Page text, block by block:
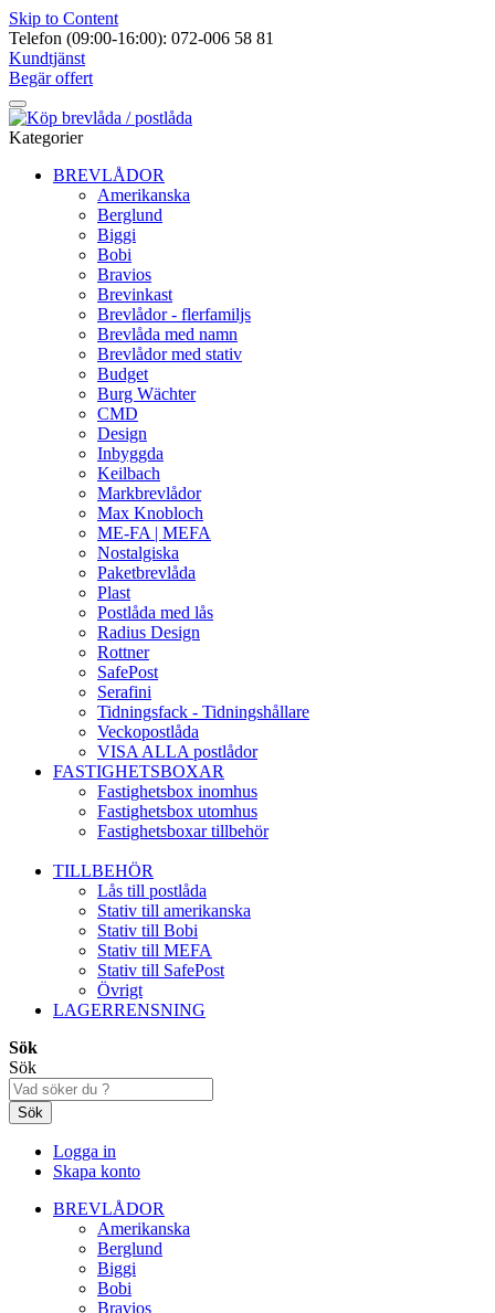
Skip to Content
Telefon (09:00-16:00): 072-006 58 81
Kundtjänst
Begär offert
Kategorier
BREVLÅDOR
Amerikanska
Berglund
Biggi
Bobi
Bravios
Brevinkast
Brevlådor - flerfamiljs
Brevlåda med namn
Brevlådor med stativ
Budget
Burg Wächter
CMD
Design
Inbyggda
Keilbach
Markbrevlådor
Max Knobloch
ME-FA | MEFA
Nostalgiska
Paketbrevlåda
Plast
Postlåda med lås
Radius Design
Rottner
SafePost
Serafini
Tidningsfack - Tidningshållare
Veckopostlåda
VISA ALLA postlådor
FASTIGHETSBOXAR
Fastighetsbox inomhus
Fastighetsbox utomhus
Fastighetsboxar tillbehör
TILLBEHÖR
Lås till postlåda
Stativ till amerikanska
Stativ till Bobi
Stativ till MEFA
Stativ till SafePost
Övrigt
LAGERRENSNING
Sök
Sök
Sök
Logga in
Skapa konto
BREVLÅDOR
Amerikanska
Berglund
Biggi
Bobi
Bravios